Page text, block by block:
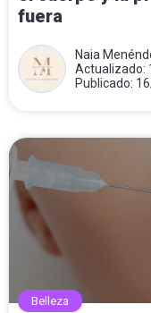
fuera
Naia
Actualizado:
Publicado:
Belleza